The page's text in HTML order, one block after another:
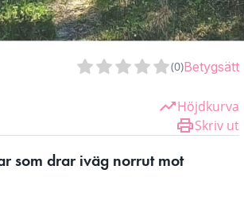
(0)Betygsätt
Höjdkurva
Skriv ut
som drar iväg norrut mot